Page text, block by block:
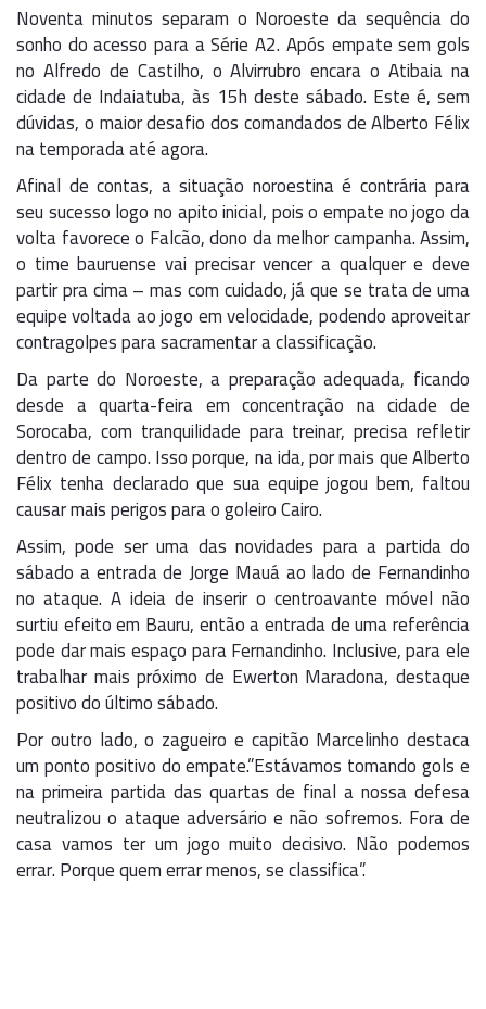
Noventa minutos separam o Noroeste da sequência do
sonho do acesso para a Série A2. Após empate sem gols
no Alfredo de Castilho, o Alvirrubro encara o Atibaia na
cidade de Indaiatuba, às 15h deste sábado. Este é, sem
dúvidas, o maior desafio dos comandados de Alberto Félix
na temporada até agora.
Afinal de contas, a situação noroestina é contrária para
seu sucesso logo no apito inicial, pois o empate no jogo da
volta favorece o Falcão, dono da melhor campanha. Assim,
o time bauruense vai precisar vencer a qualquer e deve
partir pra cima – mas com cuidado, já que se trata de uma
equipe voltada ao jogo em velocidade, podendo aproveitar
contragolpes para sacramentar a classificação.
Da parte do Noroeste, a preparação adequada, ficando
desde a quarta-feira em concentração na cidade de
Sorocaba, com tranquilidade para treinar, precisa refletir
dentro de campo. Isso porque, na ida, por mais que Alberto
Félix tenha declarado que sua equipe jogou bem, faltou
causar mais perigos para o goleiro Cairo.
Assim, pode ser uma das novidades para a partida do
sábado a entrada de Jorge Mauá ao lado de Fernandinho
no ataque. A ideia de inserir o centroavante móvel não
surtiu efeito em Bauru, então a entrada de uma referência
pode dar mais espaço para Fernandinho. Inclusive, para ele
trabalhar mais próximo de Ewerton Maradona, destaque
positivo do último sábado.
Por outro lado, o zagueiro e capitão Marcelinho destaca
um ponto positivo do empate.”Estávamos tomando gols e
na primeira partida das quartas de final a nossa defesa
neutralizou o ataque adversário e não sofremos. Fora de
casa vamos ter um jogo muito decisivo. Não podemos
errar. Porque quem errar menos, se classifica”.